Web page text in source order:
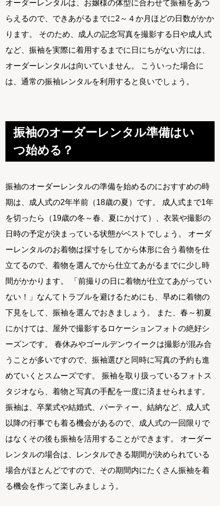
オーダーレンタルは、お嬢様の体型に合わせて振袖をあつ
らえるので、できあがるまでに2～４か月ほどの日数がかか
ります。 そのため、成人の記念写真を撮影する日や成人式
など、振袖を実際に着用するまでに日にちがない方には、
オーダーレンタルは向いていません。 こういった場合に
は、通常の振袖レンタルを利用すると良いでしょう。
振袖のオーダーレンタル準備はい
つ始める？
振袖のオーダーレンタルの準備を始めるのにおすすめの時
期は、成人式の2年半前（18歳の夏）です。 成人式まで1年
を切ったら（19歳の冬～春、夏にかけて）、衣装や撮影の
日時の予定が決まっている状態がベストでしょう。 オーダ
ーレンタルのお着物は採寸をしてから体形に合う着物を仕
立てるので、着物を選んでから仕立てあがるまでに少し時
間がかかります。 「前撮りの日に着物が仕立てあがってい
ない！」なんてトラブルを避けるためにも、早めに着物の
下見をして、振袖を選んでおきましょう。 また、春～初夏
にかけては、屋外で撮影するロケーションフォトの絶好シ
ーズンです。 春休みやゴールデンウイークは撮影が混み合
うことが多いですので、振袖選びと同時に写真の予約も進
めていくとスムーズです。 振袖を取り扱っているフォトス
タジオなら、着物と写真の手配を一度に済ませられます。
振袖は、卒業式や結婚式、パーティー、結納など、成人式
以降の行事でも着る機会があるので、成人式の一回限りで
はなくその後も振袖を活用することができます。 オーダー
レンタルの場合は、レンタルできる期間が決められている
場合がほとんどですので、その期間内にたくさん振袖を着
る機会を作って楽しみましょう。